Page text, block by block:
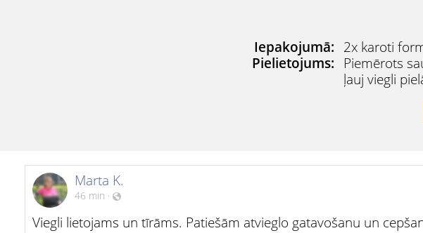
Iepakojumā: 2x karoti
Pielietojums:
Piemērots
ļauj viegli
Marta K.
46 min ·
Viegli lietojams un tīrāms. Patiešām atvieglo gatavošanu un